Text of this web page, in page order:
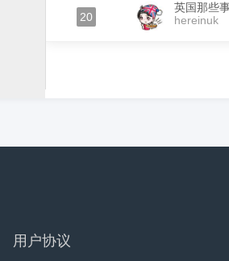
20
英国那些
hereinuk
用户协议